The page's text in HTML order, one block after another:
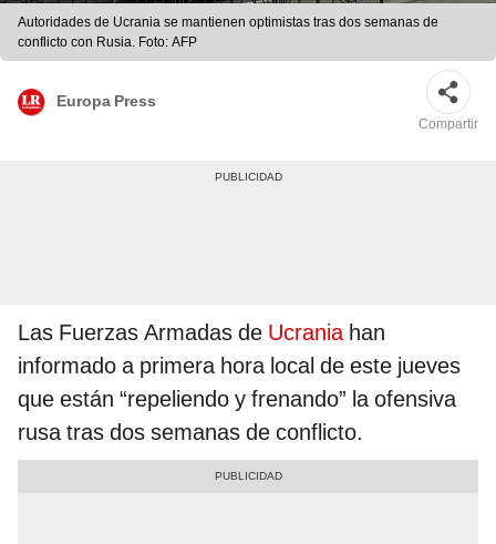
Autoridades de Ucrania se mantienen optimistas tras dos semanas de
conflicto con Rusia. Foto: AFP
Europa Press
Compartir
Las Fuerzas Armadas de Ucraniahan
informado a primera hora local de este jueves
que están “repeliendo y frenando” la ofensiva
rusa tras dos semanas de conflicto.